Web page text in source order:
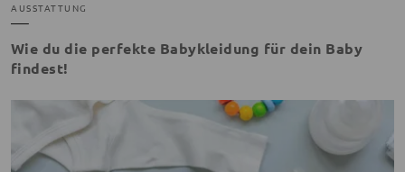
AUSSTATTUNG
Wie du die perfekte Babykleidung für dein Baby
findest!